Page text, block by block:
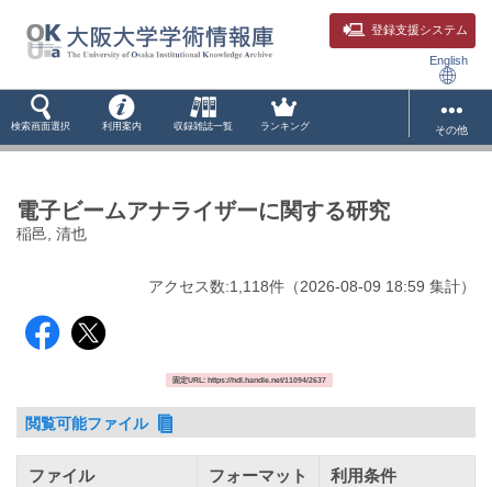
登録支援システム
English
検索画面選択 利用案内 収録雑誌一覧 ランキング その他
電子ビームアナライザーに関する研究
稲邑, 清也
アクセス数:1,118件 （2026-08-09 18:59 集計）
固定URL: https://hdl.handle.net/11094/2637
閲覧可能ファイル
ファイル フォーマット 利用条件